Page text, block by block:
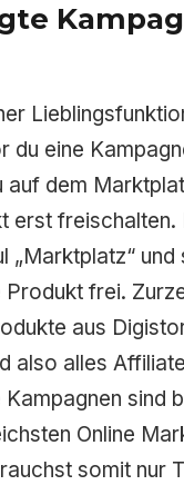
du eine
auf dem
erst freischalten.
„Marktplatz“
frei.
aus
also alles
Kampagnen sind
Online
somit nur